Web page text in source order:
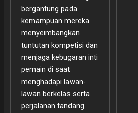
bergantung pada
kemampuan mereka
menyeimbangkan
tuntutan kompetisi dan
menjaga kebugaran inti
pemain di saat
menghadapi lawan-
lawan berkelas serta
perjalanan tandang